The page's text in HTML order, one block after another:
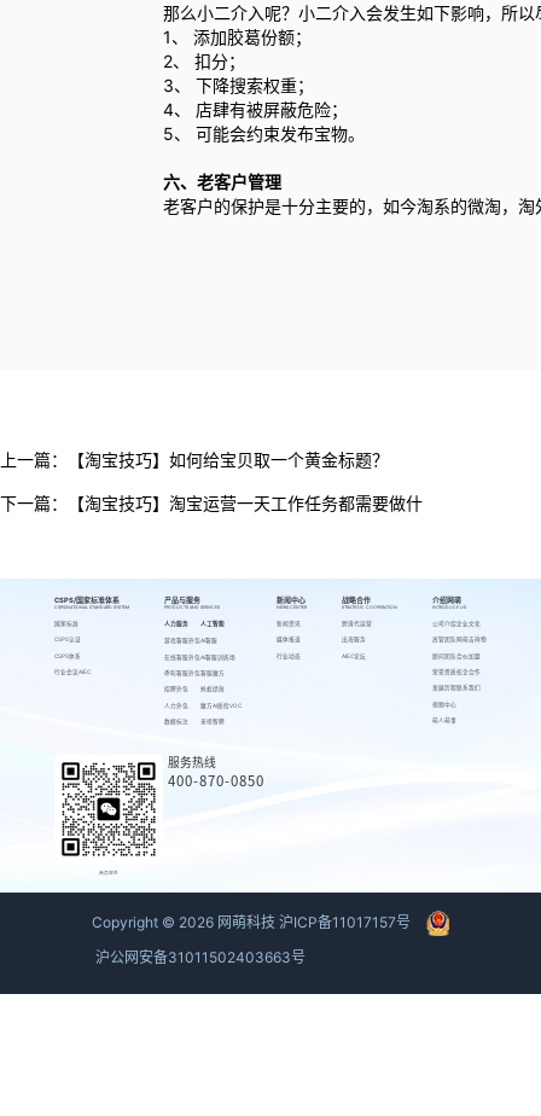
那么小二介入呢？小二介入会发生如下影响，所
1、 添加胶葛份额；
2、 扣分；
3、 下降搜索权重；
4、 店肆有被屏蔽危险；
5、 可能会约束发布宝物。
六、老客户管理
老客户的保护是十分主要的，如今淘系的微淘，
上一篇： 【淘宝技巧】如何给宝贝取一个黄金标题？
下一篇： 【淘宝技巧】淘宝运营一天工作任务都需要做什
CSPS/国家标准体系
CSPS/NATIONAL STANDARD SYSTEM
国家标准
CSPS认证
CSPS体系
行业会议AIEC
产品与服务
PRODUCTS AND SERVICES
人力服务
游戏客服外包
在线客服外包
呼叫客服外包
招聘外包
人力外包
数据标注
人工智能
AI客服
AI客服训练场
客服魔方
蚂蚁绩效
魔方AI质检VOC
来呗智聘
新闻中心
NEWS CENTER
新闻资讯
媒体报道
行业动态
战略合作
STRATEGIC COOPERATION
跨境代运营
出海服务
AIEC论坛
介绍网萌
INTRODUCE US
公司介绍
高管团队
顾问团队
荣誉资质
发展历程
视频中心
萌人萌事
企业文化
网萌吉祥物
合伙加盟
校企合作
联系我们
商务联系
服务热线
400-870-0850
Copyright © 2026 网萌科技 沪ICP备11017157号
沪公网安备31011502403663号